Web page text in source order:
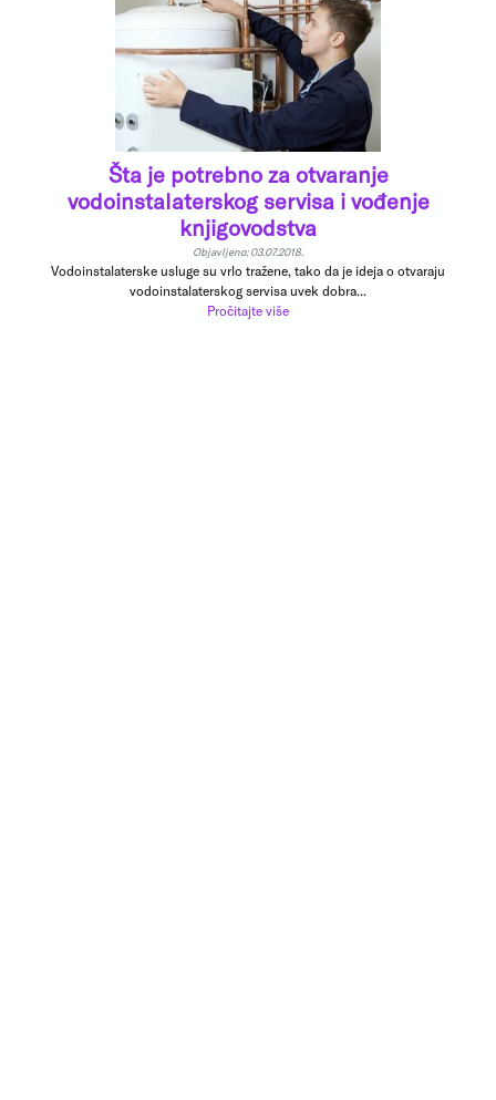
Šta je potrebno za otvaranje
vodoinstalaterskog servisa i vođenje
knjigovodstva
Objavljeno: 03.07.2018.
Vodoinstalaterske usluge su vrlo tražene, tako da je ideja o otvaraju
vodoinstalaterskog servisa uvek dobra...
Pročitajte više